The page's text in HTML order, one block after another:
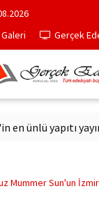
Gerçek
en ünlü yapıtı
Mummer Sun'un